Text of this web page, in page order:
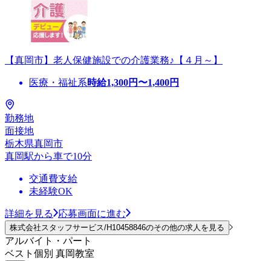
【真岡市】老人保健施設での介護業務♪【４月～】
医療・福祉系時給1,300円〜1,400円
勤務地
面接地
栃木県真岡市
真岡駅から車で10分
交通費支給
未経験OK
詳細を見る 応募画面に進む
株式会社スタッフサービス/H10458846のその他の求人を見る
アルバイト・パート
ベスト個別 真岡教室